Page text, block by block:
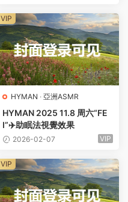
HYMAN · 亞洲ASMR
HYMAN 2025 11.8 周六“FE
I”✈️助眠法視覺效果
2026-02-07 VIP
VIP
VIP